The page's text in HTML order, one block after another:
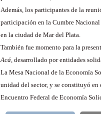
Además, los participantes de la
participación en la Cumbre Nacional
en la ciudad de Mar del Plata.
También fue momento para la
Acá, desarrollado por entidades
La Mesa Nacional de la Economía
unidad del sector, y se constituyó
Encuentro Federal de Economía